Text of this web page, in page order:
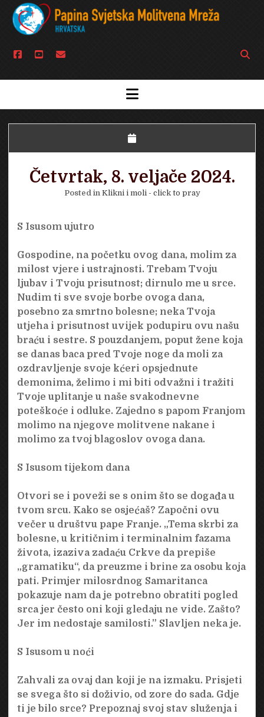
facebook
youtubeemail
Open
bar
open
menu
Četvrtak, 8. veljače 2024.
Posted in Klikni i moli - click to pray
S Isusom ujutro
Gospodine, na početku ovog dana, molim za
milost vjere i ustrajnosti. Trebam Tvoju
ljubav i Tvoju prisutnost; dirnulo me u srce.
Nudim ti sve svoje borbe ovoga dana,
posebno za smrtno bolesne; neka Tvoja
utjeha i prisutnost uvijek podupiru ovu našu
braću i sestre. S pouzdanjem, poput žene koja
se danas baca pred Tvoje noge da moli za
ozdravljenje svoje kćeri opsjednute
demonima, želimo i mi biti odvažni i tražiti
Tvoje uplitanje u naše svakodnevne
poteškoće i odluke. Zajedno s papom Franjom
molimo na njegove molitvene nakane i
molimo za tvoj blagoslov ovoga dana.
S Isusom tijekom dana
Otvori se i poveži se s onim što se događa u
tvom srcu. Kako se osjećaš? Započni ovu
večer u društvu pape Franje. „Tema skrbi za
bolesne, u kritičnim i terminalnim fazama
života, izaziva zadaću Crkve da prepiše
„gramatiku“, da preuzme i brine za osobu koja
pati. Primjer milosrdnog Samaritanca
pokazuje nam da je potrebno obratiti pogled
srca jer često oni koji gledaju ne vide. Zašto?
Jer im nedostaje samilosti.” Slavljen neka je.
S Isusom u noći
Zahvali za ovaj dan koji je na izmaku. Prisjeti
se svega što si doživio, od zore do sada. Gdje
ti je bilo srce? Prepoznaj svoj stav služenja i